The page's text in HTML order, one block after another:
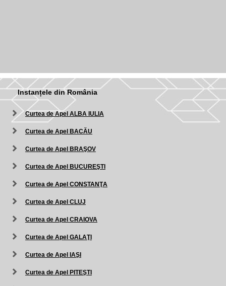
Instanțele din România
Curtea de Apel ALBA IULIA
Curtea de Apel BACĂU
Curtea de Apel BRAŞOV
Curtea de Apel BUCUREŞTI
Curtea de Apel CONSTANŢA
Curtea de Apel CLUJ
Curtea de Apel CRAIOVA
Curtea de Apel GALAŢI
Curtea de Apel IAŞI
Curtea de Apel PITEŞTI